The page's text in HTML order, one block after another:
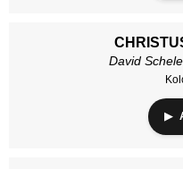
David